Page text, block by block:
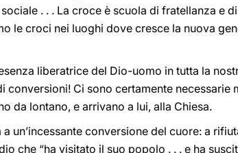
. . . La croce è scuola di fratellanza e
le croci nei luoghi dove cresce la nuova
liberatrice del Dio-uomo in tutta la
conversioni! Ci sono certamente necessarie
da lontano, e arrivano a lui, alla Chiesa.
un’incessante conversione del cuore: a
che “ha visitato il suo popolo . . . e ha